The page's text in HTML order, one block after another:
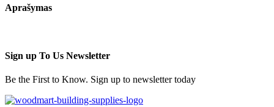
Aprašymas
Sign up To Us Newsletter
Be the First to Know. Sign up to newsletter today